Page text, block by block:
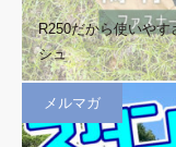
R250だから使いや
シュ
メルマガ